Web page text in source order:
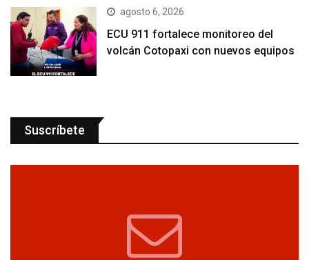
agosto 6, 2026
ECU 911 fortalece monitoreo del
volcán Cotopaxi con nuevos equipos
Suscríbete